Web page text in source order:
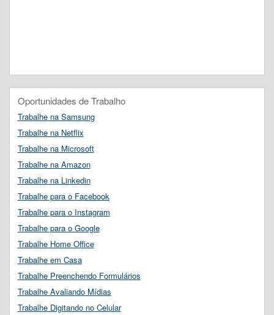
Oportunidades de Trabalho
Trabalhe na Samsung
Trabalhe na Netflix
Trabalhe na Microsoft
Trabalhe na Amazon
Trabalhe na Linkedin
Trabalhe para o Facebook
Trabalhe para o Instagram
Trabalhe para o Google
Trabalhe Home Office
Trabalhe em Casa
Trabalhe Preenchendo Formulários
Trabalhe Avaliando Mídias
Trabalhe Digitando no Celular